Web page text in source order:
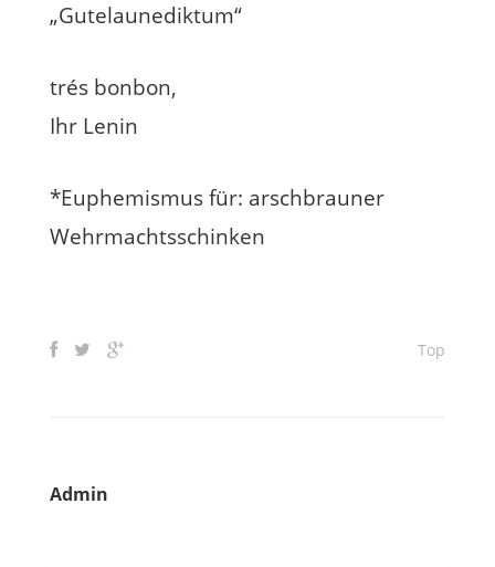
„Gutelaunediktum“
trés bonbon,
Ihr Lenin
*Euphemismus für: arschbrauner
Wehrmachtsschinken
Top
Admin